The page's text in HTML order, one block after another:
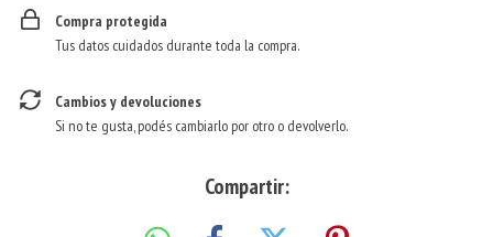
Compra protegida
Tus datos cuidados durante toda la compra.
Cambios y devoluciones
Si no te gusta, podés cambiarlo por otro o devolverlo.
Compartir: